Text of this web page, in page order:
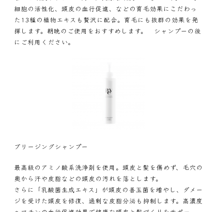
細胞の活性化、頭皮の血行促進、などの育毛効果にこだわっ
た13種の植物エキスも贅沢に配合。育毛にも抜群の効果を発
揮します。朝晩のご使用をおすすめします。 シャンプーの後
にご利用ください。
ブリージングシャンプー
最高級のアミノ酸系洗浄剤を使用。頭皮と髪を傷めず、毛穴の
奥から汗や皮脂などの頭皮の汚れを落とします。
さらに「乳酸菌生成エキス」が頭皮の善玉菌を増やし、ダメー
ジを受けた頭皮を修復、過剰な皮脂分泌も抑制します。高濃度